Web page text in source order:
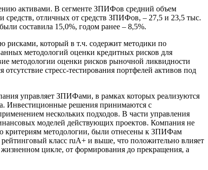
активами. В сегменте ЗПИФов средний объем
средств, отличных от средств ЗПИФов, – 27,5 и 23,5 тыс.
составила 15,0%, годом ранее – 8,5%.
рисками, который в т.ч. содержит методики по
методологий оценки кредитных рисков для
методологии оценки рисков рыночной ликвидности
стресс-тестирования портфелей активов под
управляет ЗПИФами, в рамках которых реализуются
Инвестиционные решения принимаются с
нескольких подходов. В части управления
моделей действующих проектов. Компания не
критериям методологии, были отнесены к ЗПИФам
класс ruA+ и выше, что положительно влияет
цикле, от формирования до прекращения, а